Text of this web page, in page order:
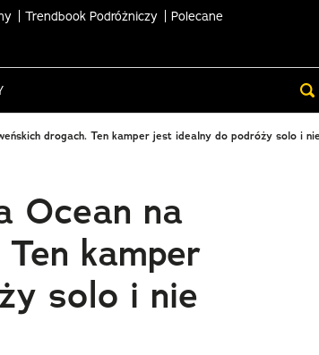
Trendbook Podróżniczy Polecane
drogach. Ten kamper jest idealny do podróży solo i
Ocean na
kamper
solo i nie